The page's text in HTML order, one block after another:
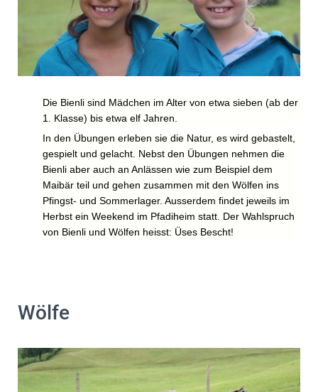
Die Bienli sind Mädchen im Alter von etwa sieben (ab der
1. Klasse) bis etwa elf Jahren.
In den Übungen erleben sie die Natur, es wird gebastelt,
gespielt und gelacht. Nebst den Übungen nehmen die
Bienli aber auch an Anlässen wie zum Beispiel dem
Maibär teil und gehen zusammen mit den Wölfen ins
Pfingst- und Sommerlager. Ausserdem findet jeweils im
Herbst ein Weekend im Pfadiheim statt. Der Wahlspruch
von Bienli und Wölfen heisst: Üses Bescht!
Wölfe